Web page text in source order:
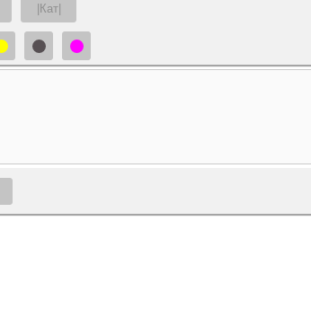
|Кат|